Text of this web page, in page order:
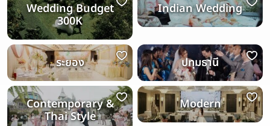
Wedding Budget
300K
Indian Wedding
ระยอง ปทุมธานี
Contemporary &
Thai Style
Modern